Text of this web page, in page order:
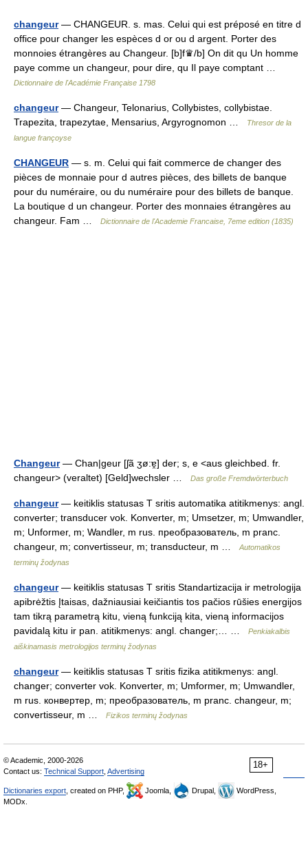
changeur— CHANGEUR. s. mas. Celui qui est préposé en titre d
office pour changer les espèces d or ou d argent. Porter des
monnoies étrangères au Changeur. [b]f♛/b] On dit qu Un homme
paye comme un changeur, pour dire, qu Il paye comptant …
Dictionnaire de l'Académie Française 1798
changeur— Changeur, Telonarius, Collybistes, collybistae.
Trapezita, trapezytae, Mensarius, Argyrognomon …
Thresor de la
langue françoyse
CHANGEUR — s. m. Celui qui fait commerce de changer des
pièces de monnaie pour d autres pièces, des billets de banque
pour du numéraire, ou du numéraire pour des billets de banque.
La boutique d un changeur. Porter des monnaies étrangères au
changeur. Fam …
Dictionnaire de l'Academie Francaise, 7eme edition (1835)
Changeur— Chan|geur [ʃã ʒø:ɐ̯] der; s, e <aus gleichbed. fr.
changeur> (veraltet) [Geld]wechsler …
Das große Fremdwörterbuch
changeur— keitiklis statusas T sritis automatika atitikmenys: angl.
converter; transducer vok. Konverter, m; Umsetzer, m; Umwandler,
m; Unformer, m; Wandler, m rus. преобразователь, m pranc.
changeur, m; convertisseur, m; transducteur, m …
Automatikos
terminų žodynas
changeur— keitiklis statusas T sritis Standartizacija ir metrologija
apibrėžtis Įtaisas, dažniausiai keičiantis tos pačios rūšies energijos
tam tikrą parametrą kitu, vieną funkciją kita, vieną informacijos
pavidalą kitu ir pan. atitikmenys: angl. changer;… …
Penkiakalbis
aiškinamasis metrologijos terminų žodynas
changeur— keitiklis statusas T sritis fizika atitikmenys: angl.
changer; converter vok. Konverter, m; Umformer, m; Umwandler,
m rus. конвертер, m; преобразователь, m pranc. changeur, m;
convertisseur, m …
Fizikos terminų žodynas
18+
© Academic, 2000-2026
Contact us: Technical Support Advertising
Dictionaries export , created on PHP, Joomla, Drupal,
WordPress,
MODx.